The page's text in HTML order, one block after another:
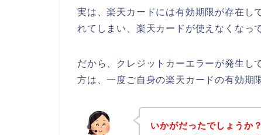
実は、楽天カードには有効期限が存在し
れてしまい、楽天カードが使えなくなっ
だから、クレジットカーエラーが発生し
方は、一度ご自身の楽天カードの有効期
いかがだったでしょうか